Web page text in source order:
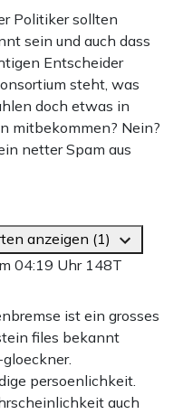
Politiker sollten
sein und auch dass
Entscheider
steht, was
doch etwas in
mitbekommen? Nein?
netter Spam aus
anzeigen (1)
04:19 Uhr 148T
ist ein grosses
files bekannt
persoenlichkeit.
auch